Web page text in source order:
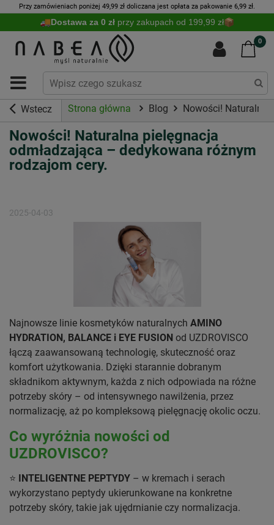
Przy zamówieniach poniżej 49,99 zł doliczana jest opłata za pakowanie 6,99 zł.
Dostawa za 0 zł przy zakupach od 199,99 zł
0
Wstecz Strona główna Blog Nowości! Naturalna
Nowości! Naturalna pielęgnacja
odmładzająca – dedykowana różnym
rodzajom cery.
2025-04-03
Najnowsze linie kosmetyków naturalnych AMINO
HYDRATION, BALANCE i EYE FUSION od UZDROVISCO
łączą zaawansowaną technologię, skuteczność oraz
komfort użytkowania. Dzięki starannie dobranym
składnikom aktywnym, każda z nich odpowiada na różne
potrzeby skóry – od intensywnego nawilżenia, przez
normalizację, aż po kompleksową pielęgnację okolic oczu.
Co wyróżnia nowości od
UZDROVISCO?
⭐ INTELIGENTNE PEPTYDY – w kremach i serach
wykorzystano peptydy ukierunkowane na konkretne
potrzeby skóry, takie jak ujędrnianie czy normalizacja.